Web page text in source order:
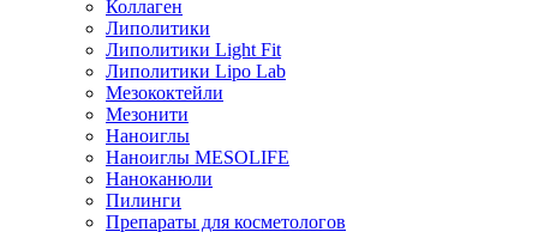
Коллаген
Липолитики
Липолитики Light Fit
Липолитики Lipo Lab
Мезококтейли
Мезонити
Наноиглы
Наноиглы MESOLIFE
Наноканюли
Пилинги
Препараты для косметологов